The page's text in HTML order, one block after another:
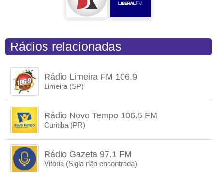
Rádios relacionadas
Rádio Limeira FM 106.9
Limeira (SP)
Rádio Novo Tempo 106.5 FM
Curitiba (PR)
Rádio Gazeta 97.1 FM
Vitória (Sigla não encontrada)